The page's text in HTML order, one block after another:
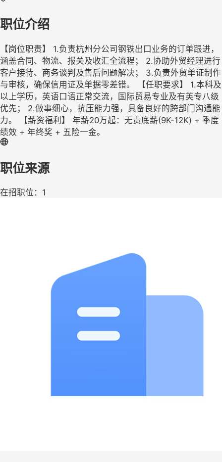
职位介绍
【岗位职责】 1.负责杭州分公司钢铁出口业务的订单跟进，
涵盖合同、物流、报关及收汇全流程； 2.协助外贸经理进行
客户接待、商务谈判及售后问题解决； 3.负责外贸单证制作
与审核，确保信用证及单据零差错。 【任职要求】 1.本科及
以上学历，英语口语正常交流，国际贸易专业及有英专八级
优先； 2.做事细心，抗压能力强，具备良好的跨部门沟通能
力。 【薪资福利】 年薪20万起：无责底薪(9K-12K) + 季度
绩效 + 年终奖 + 五险一金。
职位来源
在招职位：1